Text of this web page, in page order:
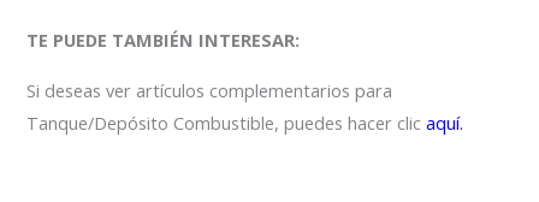
TE PUEDE TAMBIÉN INTERESAR:
Si deseas ver artículos complementarios para
Tanque/Depósito Combustible, puedes hacer clicaquí.